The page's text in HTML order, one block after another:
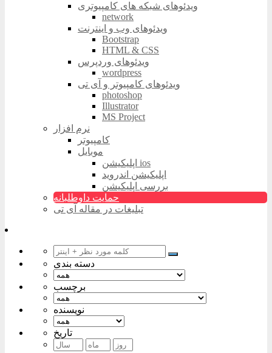
ویدئوهای شبکه های کامپیوتری
network
ویدئوهای وب و اینترنت
Bootstrap
HTML & CSS
ویدئوهای وردپرس
wordpress
ویدئوهای کامپیوتر و آی تی
photoshop
Illustrator
MS Project
نرم افزار
کامپیوتر
موبایل
اپلیکیشن ios
اپلیکیشن اندروید
بررسی اپلیکیشن
حمایت داوطلبانه
تبلیغات در مقاله آی تی
دسته بندی
برچسب
نویسنده
تاریخ